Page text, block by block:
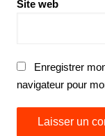
Site web
Enregistrer
navigateur pour